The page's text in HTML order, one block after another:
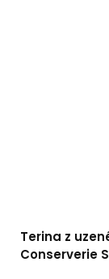
Terina z
Conserverie